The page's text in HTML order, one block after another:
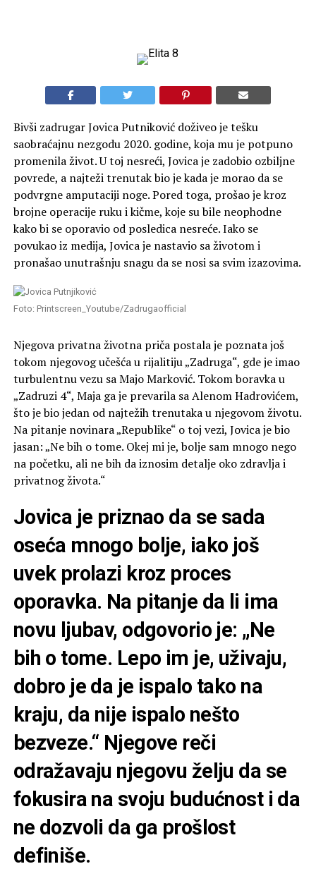
Bivši zadrugar Jovica Putniković doživeo je tešku
saobraćajnu nezgodu 2020. godine, koja mu je potpuno
promenila život. U toj nesreći, Jovica je zadobio ozbiljne
povrede, a najteži trenutak bio je kada je morao da se
podvrgne amputaciji noge. Pored toga, prošao je kroz
brojne operacije ruku i kičme, koje su bile neophodne
kako bi se oporavio od posledica nesreće. Iako se
povukao iz medija, Jovica je nastavio sa životom i
pronašao unutrašnju snagu da se nosi sa svim izazovima.
Foto: Printscreen_Youtube/Zadrugaofficial
Njegova privatna životna priča postala je poznata još
tokom njegovog učešća u rijalitiju „Zadruga“, gde je imao
turbulentnu vezu sa Majo Marković. Tokom boravka u
„Zadruzi 4“, Maja ga je prevarila sa Alenom Hadrovićem,
što je bio jedan od najtežih trenutaka u njegovom životu.
Na pitanje novinara „Republike“ o toj vezi, Jovica je bio
jasan: „Ne bih o tome. Okej mi je, bolje sam mnogo nego
na početku, ali ne bih da iznosim detalje oko zdravlja i
privatnog života.“
Jovica je priznao da se sada
oseća mnogo bolje, iako još
uvek prolazi kroz proces
oporavka. Na pitanje da li ima
novu ljubav, odgovorio je: „Ne
bih o tome. Lepo im je, uživaju,
dobro je da je ispalo tako na
kraju, da nije ispalo nešto
bezveze.“ Njegove reči
odražavaju njegovu želju da se
fokusira na svoju budućnost i da
ne dozvoli da ga prošlost
definiše.